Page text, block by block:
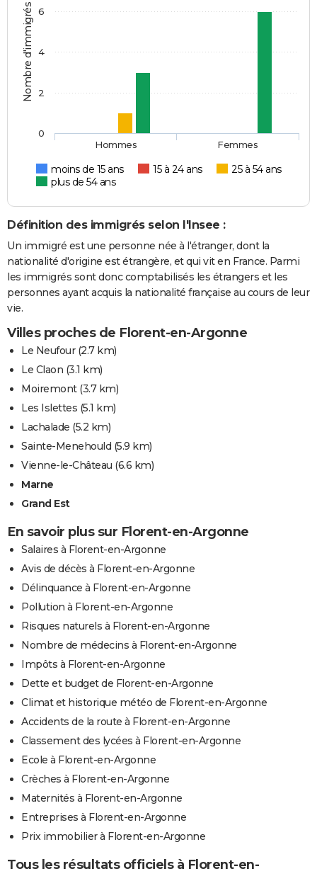
Nombre d'immigrés
moins de 15 ans 15 à 24 ans
25 à 54 ans
plus de 54 ans
Hommes Femmes
0
2
4
6
Définition des immigrés selon l'Insee :
Un immigré est une personne née à l'étranger, dont la
nationalité d'origine est étrangère, et qui vit en France. Parmi
les immigrés sont donc comptabilisés les étrangers et les
personnes ayant acquis la nationalité française au cours de leur
vie.
Villes proches de Florent-en-Argonne
Le Neufour(2.7 km)
Le Claon (3.1 km)
Moiremont(3.7 km)
Les Islettes (5.1 km)
Lachalade (5.2 km)
Sainte-Menehould (5.9 km)
Vienne-le-Château (6.6 km)
Marne
Grand Est
En savoir plus sur Florent-en-Argonne
Salaires à Florent-en-Argonne
Avis de décès à Florent-en-Argonne
Délinquance à Florent-en-Argonne
Pollution à Florent-en-Argonne
Risques naturels à Florent-en-Argonne
Nombre de médecins à Florent-en-Argonne
Impôts à Florent-en-Argonne
Dette et budget de Florent-en-Argonne
Climat et historique météo de Florent-en-Argonne
Accidents de la route à Florent-en-Argonne
Classement des lycées à Florent-en-Argonne
Ecole à Florent-en-Argonne
Crèches à Florent-en-Argonne
Maternités à Florent-en-Argonne
Entreprises à Florent-en-Argonne
Prix immobilier à Florent-en-Argonne
Tous les résultats officiels à Florent-en-